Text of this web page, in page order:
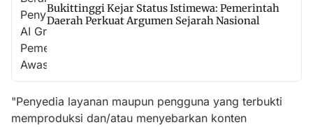
Bukittinggi Kejar Status Istimewa: Pemerintah
Daerah Perkuat Argumen Sejarah Nasional
"Penyedia layanan maupun pengguna yang terbukti
memproduksi dan/atau menyebarkan konten